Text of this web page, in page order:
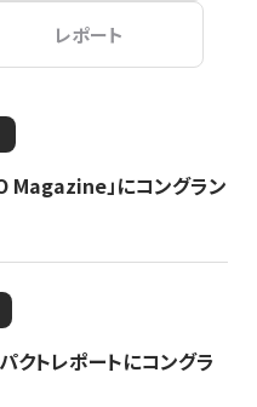
レポート
Magazine」にコングラン
トレポートにコングラ